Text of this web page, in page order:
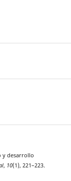
y desarrollo
, 10(1), 221–223.